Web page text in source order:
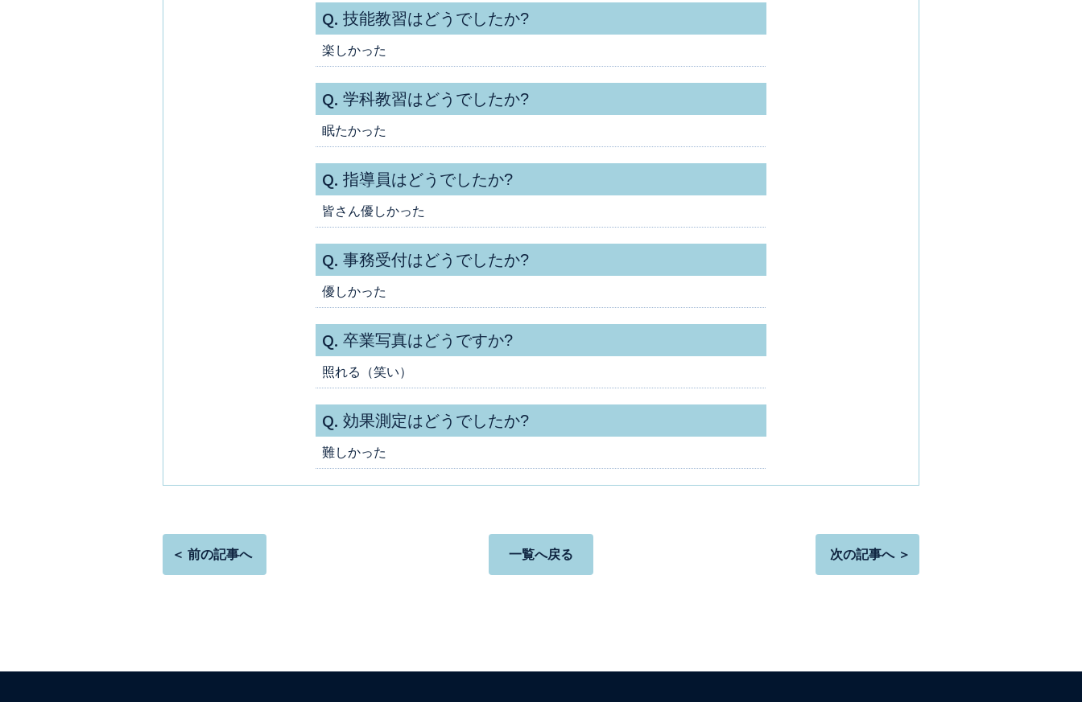
Q. 技能教習はどうでしたか?
楽しかった
Q. 学科教習はどうでしたか?
眠たかった
Q. 指導員はどうでしたか?
皆さん優しかった
Q. 事務受付はどうでしたか?
優しかった
Q. 卒業写真はどうですか?
照れる（笑い）
Q. 効果測定はどうでしたか?
難しかった
一覧へ戻る
＜ 前の記事へ 次の記事へ ＞